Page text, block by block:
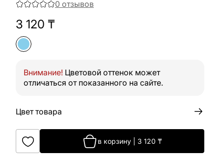
0 отзывов
3 120 ₸
Внимание! Цветовой оттенок может
отличаться от показанного на сайте.
Цвет товара
в корзину 3 120 ₸